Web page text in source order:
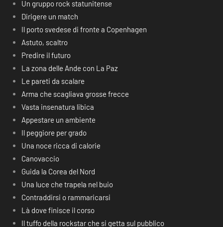
Un gruppo rock statunitense
Dirigere un match
Il porto svedese di fronte a Copenhagen
Astuto, scaltro
Predire il futuro
La zona delle Ande con La Paz
Le pareti da scalare
Arma che scagliava grosse frecce
Vasta insenatura libica
Appestare un ambiente
Il peggiore per grado
Una noce ricca di calorie
Canovaccio
Guida la Corea del Nord
Una luce che trapela nel buio
Contraddirsi o rammaricarsi
Là dove finisce il corso
Il tuffo della rockstar che si getta sul pubblico